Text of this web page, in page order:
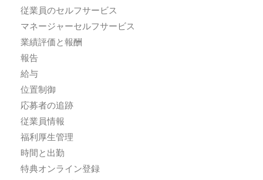
従業員のセルフサービス
マネージャーセルフサービス
業績評価と報酬
報告
給与
位置制御
応募者の追跡
従業員情報
福利厚生管理
時間と出勤
特典オンライン登録